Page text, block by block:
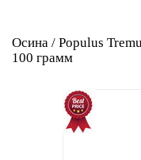
Осина / Populus
100 грамм